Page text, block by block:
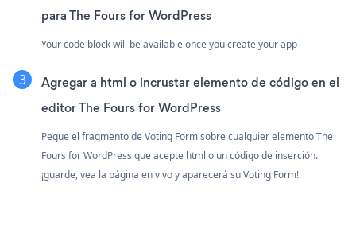
para The Fours for WordPress
Your code block will be available once you create your app
Agregar a html o incrustar elemento de código en el
editor The Fours for WordPress
Pegue el fragmento de Voting Form sobre cualquier elemento The
Fours for WordPress que acepte html o un código de inserción.
¡guarde, vea la página en vivo y aparecerá su Voting Form!